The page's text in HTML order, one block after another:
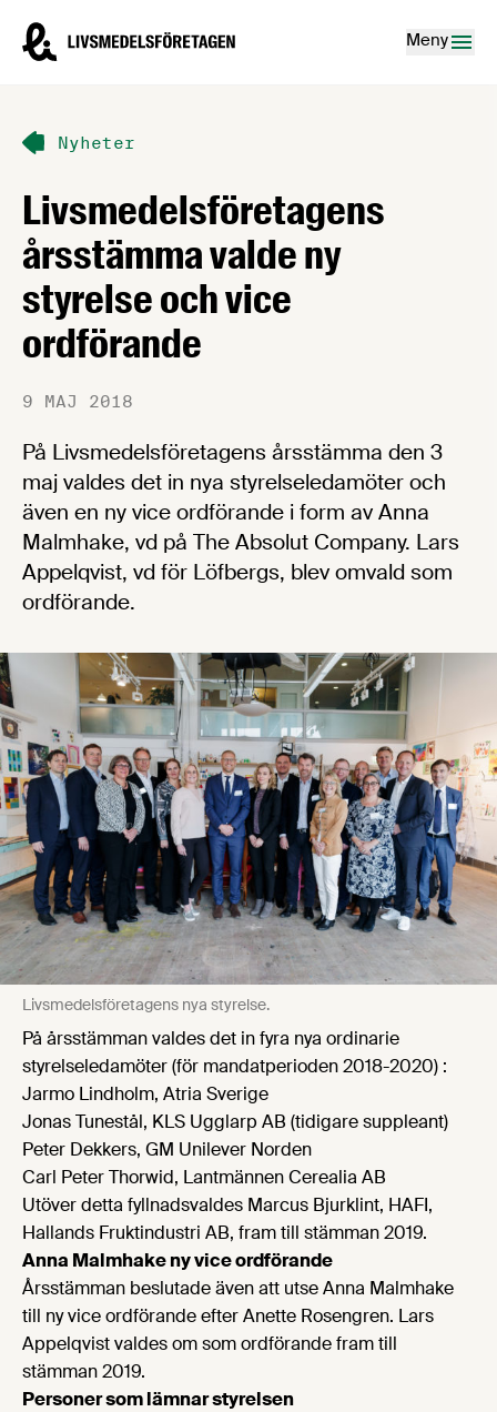
Livsmedelsföretagen – till startsidan
Meny
Nyheter
Livsmedelsföretagens
årsstämma valde ny
styrelse och vice
ordförande
9 MAJ 2018
På Livsmedelsföretagens årsstämma den 3
maj valdes det in nya styrelseledamöter och
även en ny vice ordförande i form av Anna
Malmhake, vd på The Absolut Company. Lars
Appelqvist, vd för Löfbergs, blev omvald som
ordförande.
Livsmedelsföretagens nya styrelse.
På årsstämman valdes det in fyra nya ordinarie
styrelseledamöter (för mandatperioden 2018-2020) :
Jarmo Lindholm, Atria Sverige
Jonas Tunestål, KLS Ugglarp AB (tidigare suppleant)
Peter Dekkers, GM Unilever Norden
Carl Peter Thorwid, Lantmännen Cerealia AB
Utöver detta fyllnadsvaldes Marcus Bjurklint, HAFI,
Hallands Fruktindustri AB, fram till stämman 2019.
Anna Malmhake ny vice ordförande
Årsstämman beslutade även att utse Anna Malmhake
till ny vice ordförande efter Anette Rosengren. Lars
Appelqvist valdes om som ordförande fram till
stämman 2019.
Personer som lämnar styrelsen